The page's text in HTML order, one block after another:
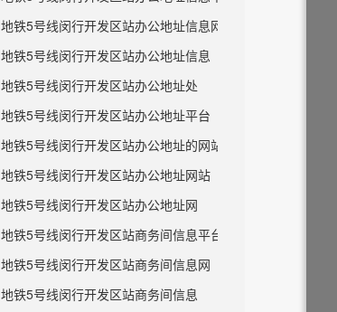
地铁5号线闵行开发区站办公地址信息网
地铁5号线闵行开发区站办公地址信息
地铁5号线闵行开发区站办公地址处
地铁5号线闵行开发区站办公地址平台
地铁5号线闵行开发区站办公地址的网站
地铁5号线闵行开发区站办公地址网站
地铁5号线闵行开发区站办公地址网
地铁5号线闵行开发区站商务间信息平台
地铁5号线闵行开发区站商务间信息网
地铁5号线闵行开发区站商务间信息